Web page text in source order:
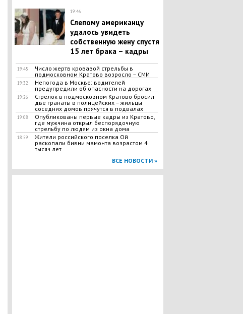
19:46
Слепому американцу
удалось увидеть
собственную жену спустя
15 лет брака – кадры
19:45
Число жертв кровавой стрельбы в
подмосковном Кратово возросло – СМИ
19:32
​Непогода в Москве: водителей
предупредили об опасности на дорогах
19:26
Стрелок в подмосковном Кратово бросил
две гранаты в полицейских – жильцы
соседних домов прячутся в подвалах
19:08
Опубликованы первые кадры из Кратово,
где мужчина открыл беспорядочную
стрельбу по людям из окна дома
18:59
Жители российского поселка Ой
раскопали бивни мамонта возрастом 4
тысяч лет
ВСЕ НОВОСТИ »